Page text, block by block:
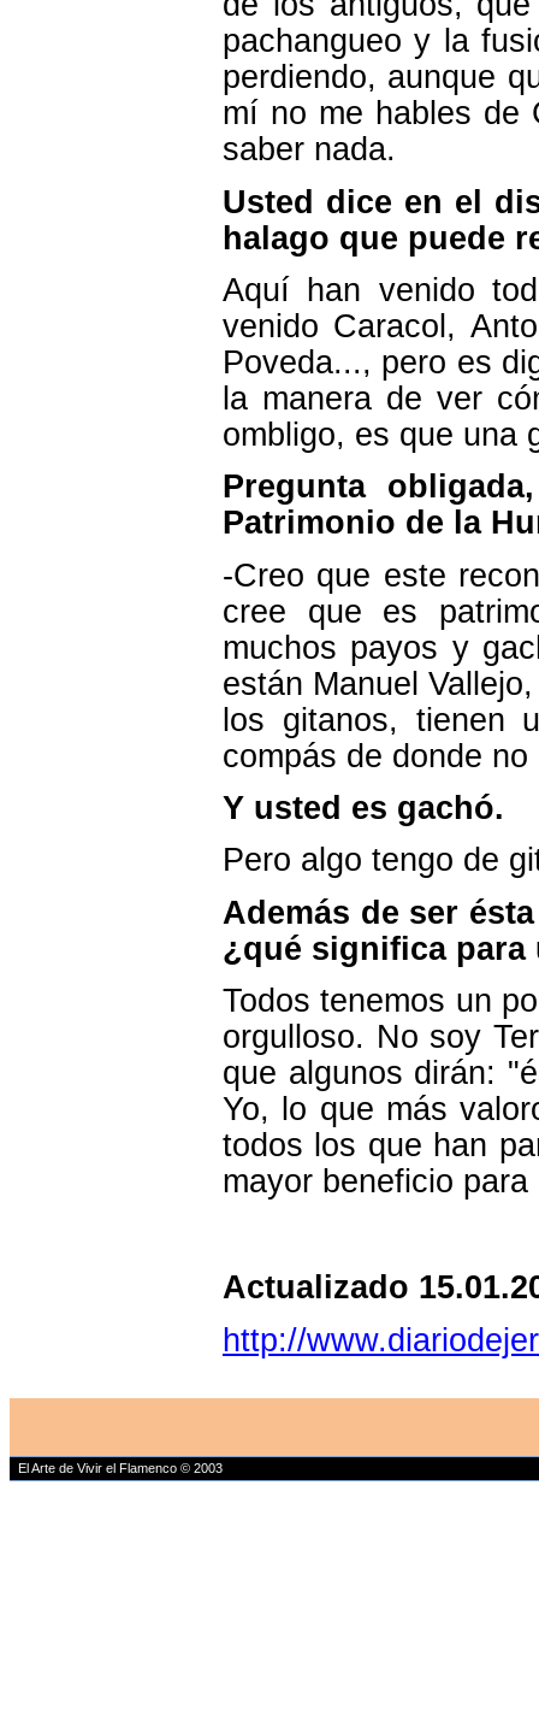
pachangueo y la
perdiendo, aunque
mí no me hables de
saber nada.
Usted dice en el
halago que puede
Aquí han venido
venido Caracol,
Poveda..., pero es
la manera de ver
ombligo, es que una
Pregunta
Patrimonio de la
-Creo que este
cree que es
muchos payos y
están Manuel
los gitanos, tienen
compás de donde no
Y usted es gachó.
Pero algo tengo de
Además de ser
¿qué significa para
Todos tenemos un
orgulloso. No soy
que algunos dirán:
Yo, lo que más
todos los que han
mayor beneficio para
Actualizado
http://
El Arte de Vivir el Flamenco © 2003